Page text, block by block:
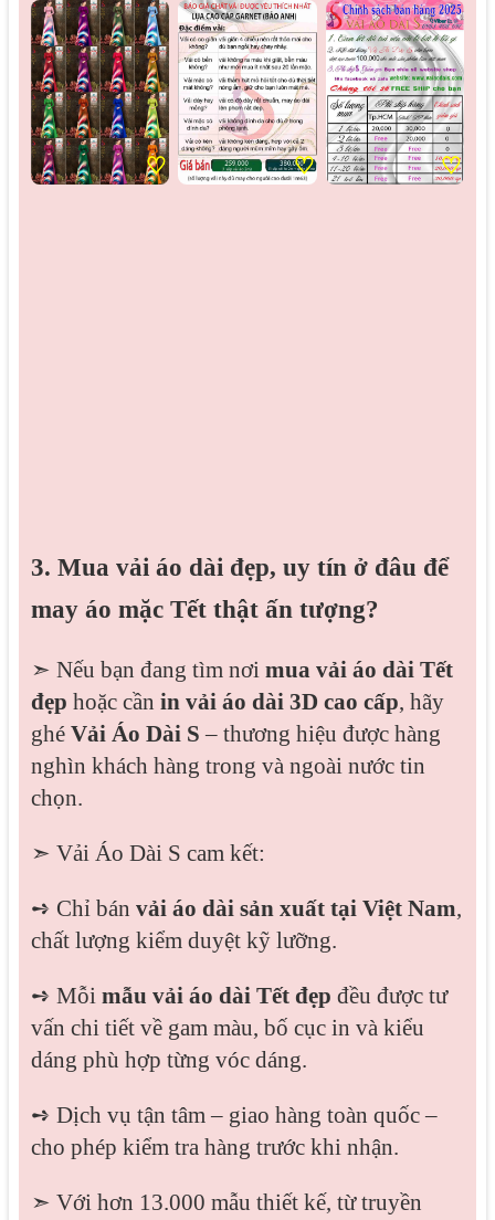
♡ ♡ ♡
3. Mua vải áo dài đẹp, uy tín ở đâu để
may áo mặc Tết thật ấn tượng?
➣ Nếu bạn đang tìm nơi mua vải áo dài Tết
đẹp hoặc cần in vải áo dài 3D cao cấp, hãy
ghé Vải Áo Dài S – thương hiệu được hàng
nghìn khách hàng trong và ngoài nước tin
chọn.
➣ Vải Áo Dài S cam kết:
➺ Chỉ bán vải áo dài sản xuất tại Việt Nam,
chất lượng kiểm duyệt kỹ lưỡng.
➺ Mỗi mẫu vải áo dài Tết đẹp đều được tư
vấn chi tiết về gam màu, bố cục in và kiểu
dáng phù hợp từng vóc dáng.
➺ Dịch vụ tận tâm – giao hàng toàn quốc –
cho phép kiểm tra hàng trước khi nhận.
➣ Với hơn 13.000 mẫu thiết kế, từ truyền